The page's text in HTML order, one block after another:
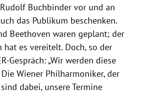
Buchbinder vor und an
das Publikum beschenken.
Beethoven waren geplant; der
hat es vereitelt. Doch, so der
Gespräch: „Wir werden diese
Wiener Philharmoniker, der
dabei, unsere Termine